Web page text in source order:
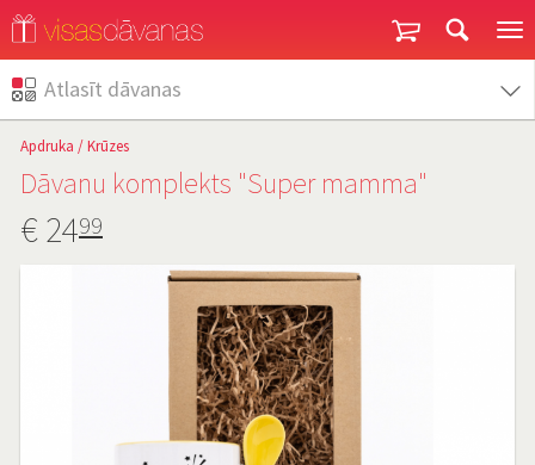
Atlasīt dāvanas
Apdruka /Krūzes
Dāvanu komplekts "Super mamma"
€2499